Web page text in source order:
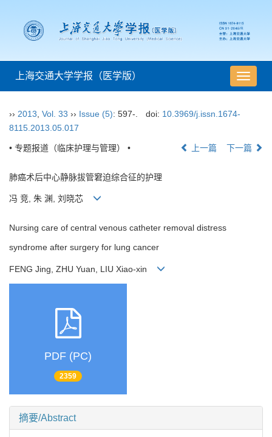
导
航
上海交通大学学报（医学版）
›› 2013 Vol. 33 ›› Issue (5): 597-. doi: 10.3969/j.issn.1674-
8115.2013.05.017
• 专题报道（临床护理与管理） • 上一篇 下一篇
肺癌术后中心静脉拔管窘迫综合征的护理
冯 竞, 朱 渊, 刘晓芯
Nursing care of central venous catheter removal distress
syndrome after surgery for lung cancer
FENG Jing, ZHU Yuan, LIU Xiao-xin
PDF (PC)
2359
摘要/Abstract